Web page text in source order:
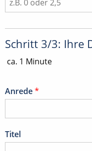
Schritt 3/3: Ihre
ca. 1 Minute
Anrede*
Titel